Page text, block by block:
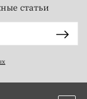
статьи